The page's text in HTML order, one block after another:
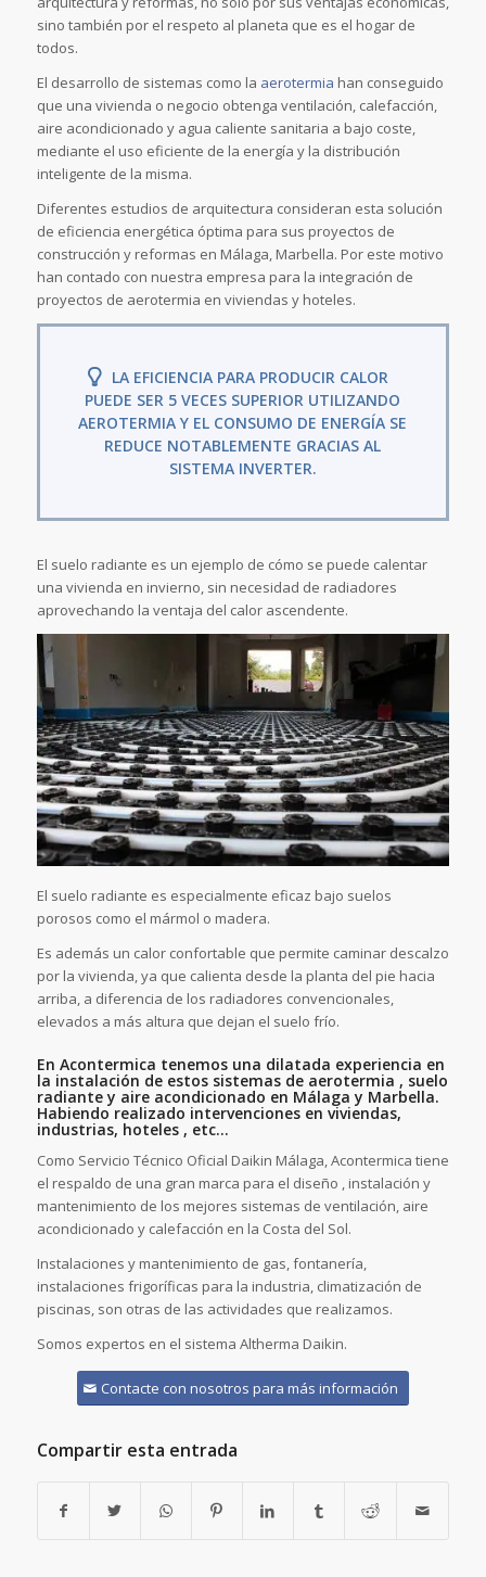
sino también por el respeto al planeta que es el hogar de
todos.
El desarrollo de sistemas como la aerotermia han conseguido
que una vivienda o negocio obtenga ventilación, calefacción,
aire acondicionado y agua caliente sanitaria a bajo coste,
mediante el uso eficiente de la energía y la distribución
inteligente de la misma.
Diferentes estudios de arquitectura consideran esta solución
de eficiencia energética óptima para sus proyectos de
construcción y reformas en Málaga, Marbella. Por este motivo
han contado con nuestra empresa para la integración de
proyectos de aerotermia en viviendas y hoteles.
LA EFICIENCIA PARA PRODUCIR CALOR
PUEDE SER 5 VECES SUPERIOR UTILIZANDO
AEROTERMIA Y EL CONSUMO DE ENERGÍA SE
REDUCE NOTABLEMENTE GRACIAS AL
SISTEMA INVERTER.
El suelo radiante es un ejemplo de cómo se puede calentar
una vivienda en invierno, sin necesidad de radiadores
aprovechando la ventaja del calor ascendente.
El suelo radiante es especialmente eficaz bajo suelos
porosos como el mármol o madera.
Es además un calor confortable que permite caminar descalzo
por la vivienda, ya que calienta desde la planta del pie hacia
arriba, a diferencia de los radiadores convencionales,
elevados a más altura que dejan el suelo frío.
En Acontermica tenemos una dilatada experiencia en
la instalación de estos sistemas de aerotermia , suelo
radiante y aire acondicionado en Málaga y Marbella.
Habiendo realizado intervenciones en viviendas,
industrias, hoteles , etc…
Como Servicio Técnico Oficial Daikin Málaga, Acontermica tiene
el respaldo de una gran marca para el diseño , instalación y
mantenimiento de los mejores sistemas de ventilación, aire
acondicionado y calefacción en la Costa del Sol.
Instalaciones y mantenimiento de gas, fontanería,
instalaciones frigoríficas para la industria, climatización de
piscinas, son otras de las actividades que realizamos.
Somos expertos en el sistema Altherma Daikin.
Contacte con nosotros para más información
Compartir esta entrada